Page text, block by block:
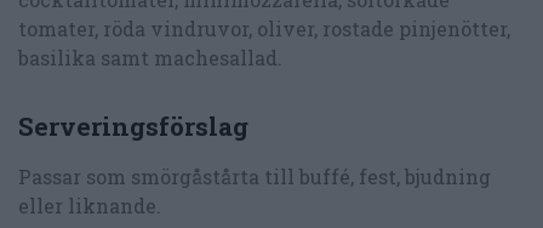
tomater, röda vindruvor, oliver, rostade pinjenötter,
basilika samt machesallad.
Serveringsförslag
Passar som smörgåstårta till buffé, fest, bjudning
eller liknande.